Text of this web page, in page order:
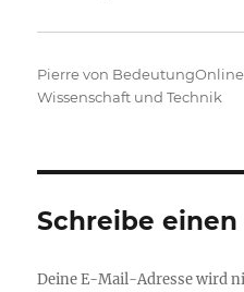
Autor
Pierre von BedeutungOnline
Wissenschaft und Technik
Schreibe
Deine E-Mail-Adresse wird